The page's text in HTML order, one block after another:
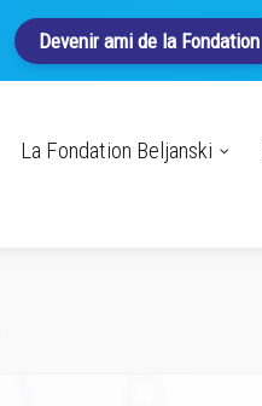
Devenir ami de la Fondation
La Fondation Beljanski